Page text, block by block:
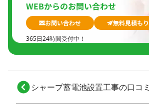
WEBからのお問い合わせ
お問い合わせ
無料見積もり
365日24時間受付中！
シャープ蓄電池設置工事の口コミ